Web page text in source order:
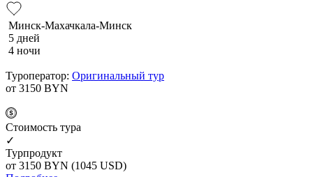
Минск-Махачкала-Минск
5 дней
4 ночи
Туроператор: Оригинальный тур
от 3150 BYN
Cтоимость тура
✓
Турпродукт
от 3150 BYN (1045 USD)